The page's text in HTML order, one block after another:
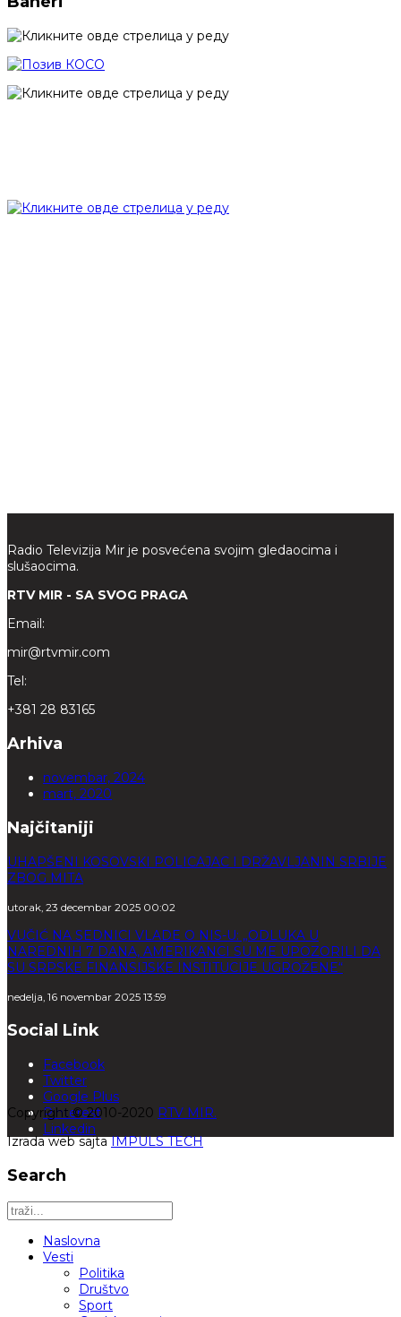
Radio Televizija Mir je posvećena svojim gledaocima i
slušaocima.
RTV MIR - SA SVOG PRAGA
Email:
mir@rtvmir.com
Tel:
+381 28 83165
Arhiva
novembar, 2024
mart, 2020
Najčitaniji
UHAPŠENI KOSOVSKI POLICAJAC I DRŽAVLJANIN SRBIJE
ZBOG MITA
utorak, 23 decembar 2025 00:02
VUČIĆ NA SEDNICI VLADE O NIS-U: „ODLUKA U
NAREDNIH 7 DANA, AMERIKANCI SU ME UPOZORILI DA
SU SRPSKE FINANSIJSKE INSTITUCIJE UGROŽENE“
nedelja, 16 novembar 2025 13:59
Social Link
Facebook
Twitter
Google Plus
Pinterest
Linkedin
Copyright © 2010-2020 RTV MIR.
Izrada web sajtaIMPULS TECH
Search
Naslovna
Vesti
Politika
Društvo
Sport